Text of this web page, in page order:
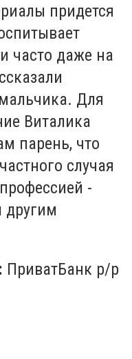
придется
часто даже на
Для
Виталика
парень, что
случая
-
другим
ПриватБанк р/р